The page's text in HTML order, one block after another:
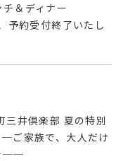
＆ディナー
予約受付終了いたし
井倶楽部 夏の特別
家族で、大人だけ
──